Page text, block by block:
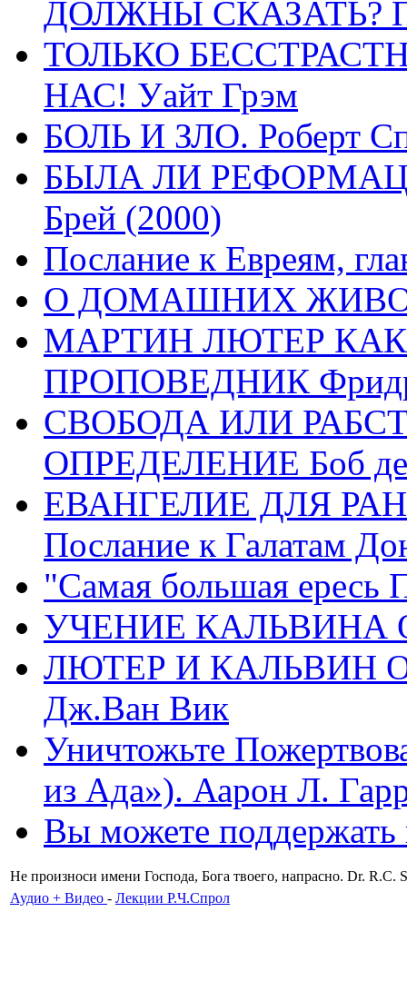
ДОЛЖНЫ СКАЗАТЬ?
ТОЛЬКО
НАС! Уайт Грэм
БОЛЬ И ЗЛО. Роберт
БЫЛА ЛИ
Брей (2000)
Послание к Евреям,
О ДОМАШНИХ
МАРТИН ЛЮТЕР
ПРОПОВЕДНИК
СВОБОДА ИЛИ
ОПРЕДЕЛЕНИЕ Боб де
ЕВАНГЕЛИЕ ДЛЯ
Послание к Галатам
"Самая большая ересь
УЧЕНИЕ КАЛЬВИНА
ЛЮТЕР И КАЛЬВИН
Дж.Ван Вик
Уничтожьте
из Ада»). Аарон Л.
Вы можете
Не произноси имени Господа, Бога твоего, напрасно. Dr. R.C.
Аудио + Видео - Лекции Р.Ч.Спрол